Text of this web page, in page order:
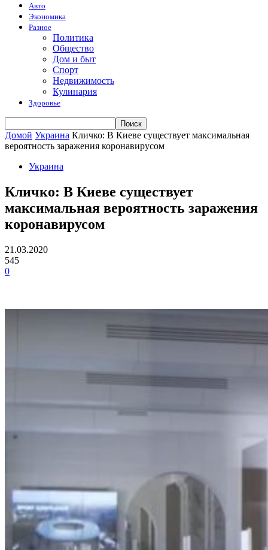
Авто
Экономика
Разное
Политика
Общество
Дом и быт
Спорт
Недвижимость
Кулинария
Здоровье
Домой Украина Кличко: В Киеве существует максимальная
вероятность заражения коронавирусом
Украина
Кличко: В Киеве существует
максимальная вероятность заражения
коронавирусом
21.03.2020
545
0